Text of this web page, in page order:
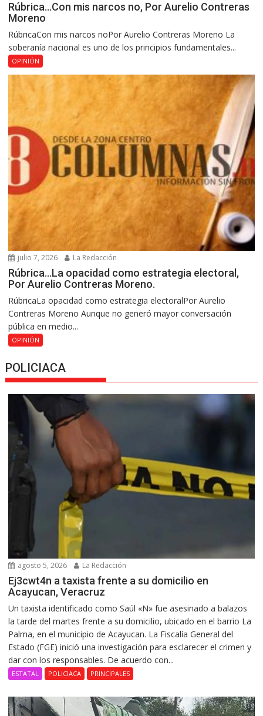
Rúbrica…Con mis narcos no, Por Aurelio Contreras
Moreno
RúbricaCon mis narcos noPor Aurelio Contreras Moreno La
soberanía nacional es uno de los principios fundamentales...
OPINIÓN
julio 7, 2026 La Redacción
Rúbrica…La opacidad como estrategia electoral,
Por Aurelio Contreras Moreno.
RúbricaLa opacidad como estrategia electoralPor Aurelio
Contreras Moreno Aunque no generó mayor conversación
pública en medio...
OPINIÓN
POLICIACA
agosto 5, 2026 La Redacción
Ej3cwt4n a taxista frente a su domicilio en
Acayucan, Veracruz
Un taxista identificado como Saúl «N» fue asesinado a balazos
la tarde del martes frente a su domicilio, ubicado en el barrio La
Palma, en el municipio de Acayucan. La Fiscalía General del
Estado (FGE) inició una investigación para esclarecer el crimen y
dar con los responsables. De acuerdo con...
ESTATAL POLICIACA PRINCIPALES